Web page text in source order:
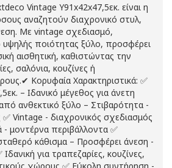
Vintage Υ91x42x47,5εκ. είναι η
αναζητούν διαχρονικό στυλ,
Με vintage σχεδιασμό,
ποιότητας ξύλο, προσφέρει
αισθητική, καθιστώντας την
σαλόνια, κουζίνες ή
Κορυφαία Χαρακτηριστικά: ✅
– Ιδανικό μέγεθος για άνετη
ανθεκτικό ξύλο – Στιβαρότητα -
✅ Vintage - διαχρονικός σχεδιασμός
- μοντέρνα περιβάλλοντα ✅
κάθισμα – Προσφέρει άνεση -
για τραπεζαρίες, κουζίνες,
χώρους ✅ Εύκολη συντήρηση -